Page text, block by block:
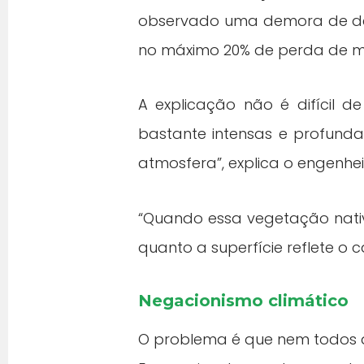
observado uma demora de
no máximo 20% de perda de
A explicação não é difícil
bastante intensas e
atmosfera”, explica o
“Quando essa vegetação
quanto a superfície reflete o
Negacionismo climático
O problema é que nem todos